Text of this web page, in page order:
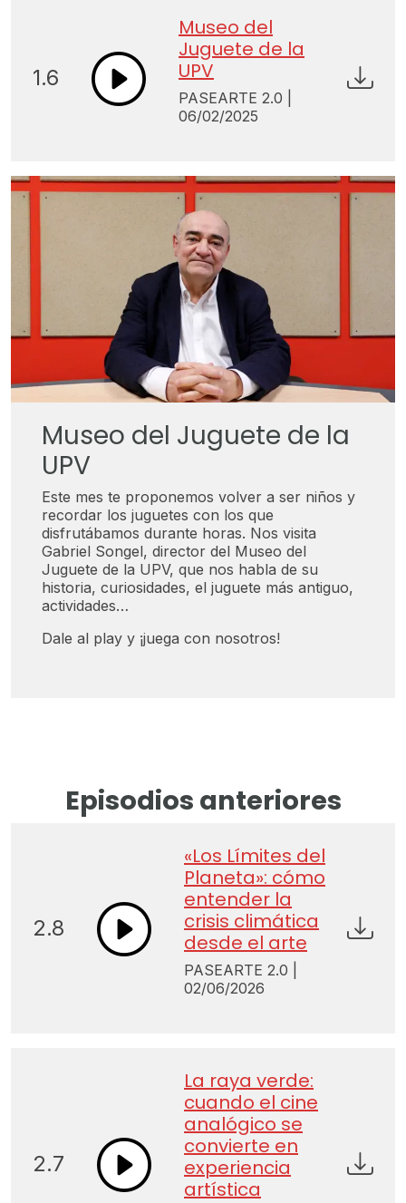
1.6
Museo del
Juguete de la
UPV
PASEARTE 2.0 |
06/02/2025
Museo del Juguete de la
UPV
Este mes te proponemos volver a ser niños y
recordar los juguetes con los que
disfrutábamos durante horas. Nos visita
Gabriel Songel, director del Museo del
Juguete de la UPV, que nos habla de su
historia, curiosidades, el juguete más antiguo,
actividades…
Dale al play y ¡juega con nosotros!
Episodios anteriores
2.8
«Los Límites del
Planeta»: cómo
entender la
crisis climática
desde el arte
PASEARTE 2.0 |
02/06/2026
2.7
La raya verde:
cuando el cine
analógico se
convierte en
experiencia
artística